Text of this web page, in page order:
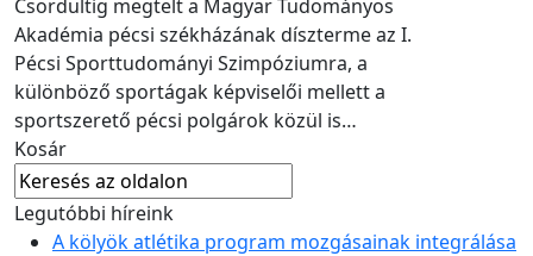
Csordultig megtelt a Magyar Tudományos
Akadémia pécsi székházának díszterme az I.
Pécsi Sporttudományi Szimpóziumra, a
különböző sportágak képviselői mellett a
sportszerető pécsi polgárok közül is…
Kosár
Legutóbbi híreink
A kölyök atlétika program mozgásainak integrálása